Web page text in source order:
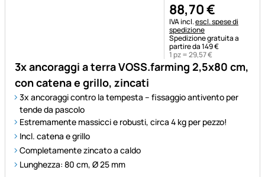
3x ancoraggi a terra VOSS.farming 2,5x80 cm,
con catena e grillo, zincati
3x ancoraggi contro la tempesta – fissaggio antivento per
tende da pascolo
Estremamente massicci e robusti, circa 4 kg per pezzo!
Incl. catena e grillo
Completamente zincato a caldo
Lunghezza: 80 cm, Ø 25 mm
88,70€
Informazioni fiscali:
IVA incl.escl. spese di
spedizione
Spedizione gratuita a
partire da 149 €
1 pz =29,57€